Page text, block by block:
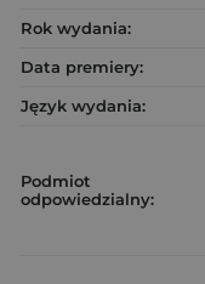
Rok wydania:
Data premiery:
Język wydania:
Podmiot
odpowiedzialny: